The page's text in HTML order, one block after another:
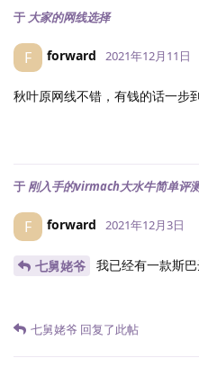
于 大家的网线选择
F forward 2021年12月11日
秋叶原网线不错，有钱的话一步
于 刚入手的virmach大水牛简单评
F forward 2021年12月3日
七舅姥爷 我已经有一款斯
七舅姥爷 回复了此帖